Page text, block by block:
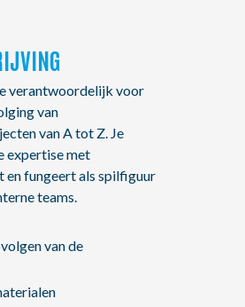
verantwoordelijk voor
van
van A tot Z. Je
expertise met
en fungeert als spilfiguur
teams.
van de